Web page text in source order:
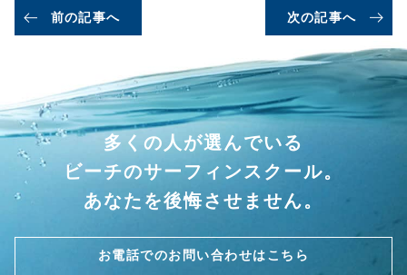
前の記事へ 次の記事へ
多くの人が選んでいる
ビーチのサーフィンスクール。
あなたを後悔させません。
お電話でのお問い合わせはこちら